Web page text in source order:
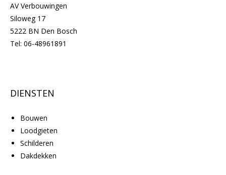
AV Verbouwingen
Siloweg 17
5222 BN Den Bosch
Tel: 06-48961891
DIENSTEN
Bouwen
Loodgieten
Schilderen
Dakdekken